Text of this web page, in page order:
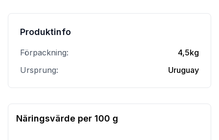
Produktinfo
Förpackning:
4,5kg
Ursprung:
Uruguay
Näringsvärde per 100 g